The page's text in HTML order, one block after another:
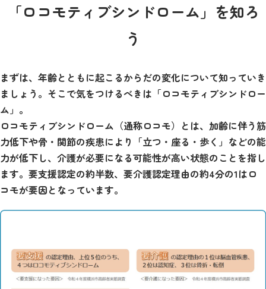
「ロコモティブシンドローム」を知ろ
う
まずは、年齢とともに起こるからだの変化について知っていき
ましょう。そこで気をつけるべきは「ロコモティブシンドロー
ム」。
ロコモティブシンドローム（通称ロコモ）とは、加齢に伴う筋
力低下や骨・関節の疾患により「立つ・座る・歩く」などの能
力が低下し、介護が必要になる可能性が高い状態のことを指し
ます。要支援認定の約半数、要介護認定理由の約4分の1はロ
コモが要因となっています。